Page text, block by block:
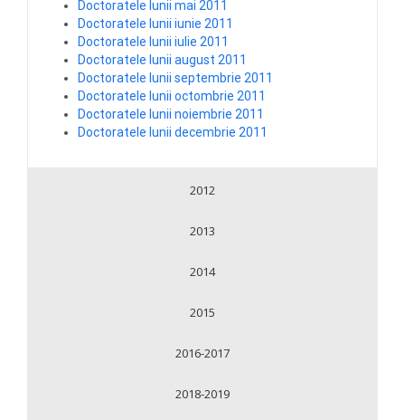
Doctoratele lunii mai 2011
Doctoratele lunii iunie 2011
Doctoratele lunii iulie 2011
Doctoratele lunii august 2011
Doctoratele lunii septembrie 2011
Doctoratele lunii octombrie 2011
Doctoratele lunii noiembrie 2011
Doctoratele lunii decembrie 2011
2012
2013
2014
2015
2016-2017
2018-2019